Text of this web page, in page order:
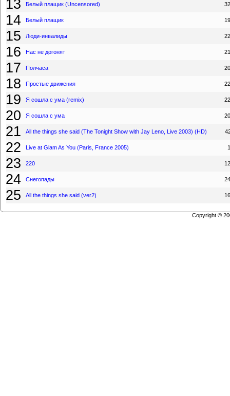
13 Белый плащик (Uncensored)
14 Белый плащик
15 Люди-инвалиды
16 Нас не догонят
17 Полчаса
18 Простые движения
19 Я сошла с ума (remix)
20 Я сошла с ума
21 All the things she said (The Tonight Show with Jay Leno, Live 2003) (HD)
22 Live at Glam As You (Paris, France 2005)
23 220
24 Снегопады
25 All the things she said (ver2)
Copyright ©